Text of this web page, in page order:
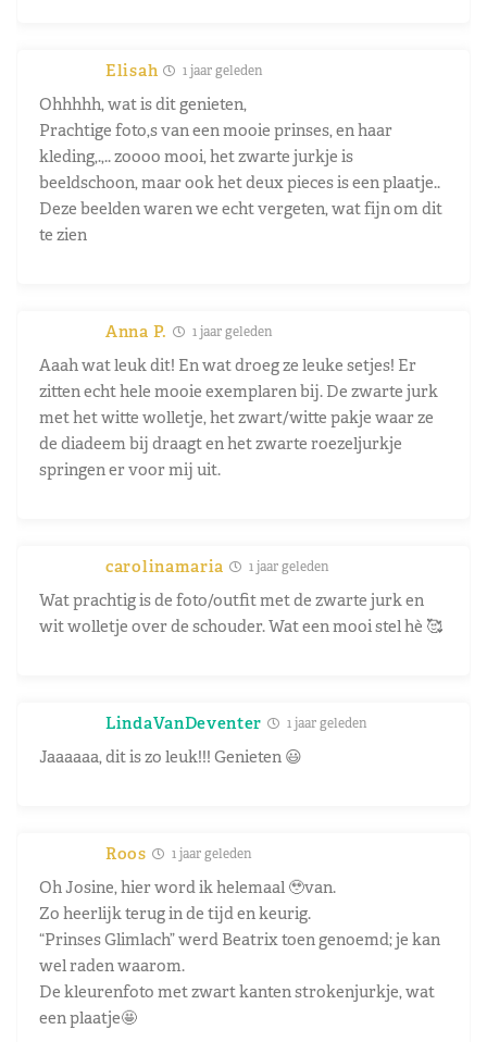
Elisah 1 jaar geleden
Ohhhhh, wat is dit genieten,
Prachtige foto,s van een mooie prinses, en haar
kleding,.,.. zoooo mooi, het zwarte jurkje is
beeldschoon, maar ook het deux pieces is een plaatje..
Deze beelden waren we echt vergeten, wat fijn om dit
te zien
Anna P. 1 jaar geleden
Aaah wat leuk dit! En wat droeg ze leuke setjes! Er
zitten echt hele mooie exemplaren bij. De zwarte jurk
met het witte wolletje, het zwart/witte pakje waar ze
de diadeem bij draagt en het zwarte roezeljurkje
springen er voor mij uit.
carolinamaria 1 jaar geleden
Wat prachtig is de foto/outfit met de zwarte jurk en
wit wolletje over de schouder. Wat een mooi stel hè 🥰
LindaVanDeventer 1 jaar geleden
Jaaaaaa, dit is zo leuk!!! Genieten 😃
Roos 1 jaar geleden
Oh Josine, hier word ik helemaal 🥹van.
Zo heerlijk terug in de tijd en keurig.
“Prinses Glimlach” werd Beatrix toen genoemd; je kan
wel raden waarom.
De kleurenfoto met zwart kanten strokenjurkje, wat
een plaatje🤩